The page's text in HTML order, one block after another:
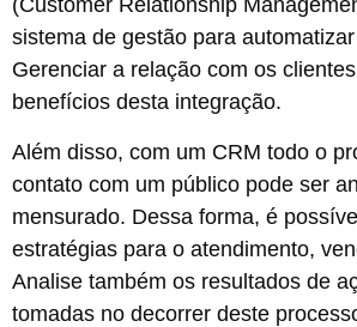
(Customer Relationship
sistema de gestão para
Gerenciar a relação com os
benefícios desta integração.
Além disso, com um CRM todo o
contato com um público pode ser
mensurado. Dessa forma, é
estratégias para o atendimento,
Analise também os resultados de
tomadas no decorrer deste